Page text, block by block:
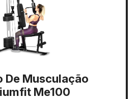
De Musculação
Me100